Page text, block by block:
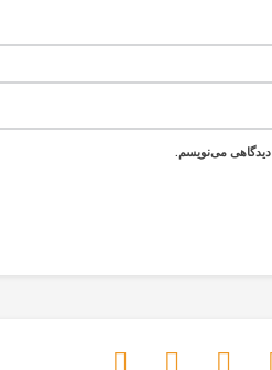
دیدگاهی می‌نویسم.